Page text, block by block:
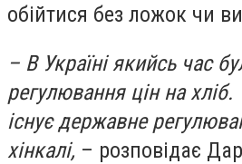
обійтися без ложок чи
– В Україні якийсь час
регулювання цін на хліб.
існує державне
хінкалі, – розповідає